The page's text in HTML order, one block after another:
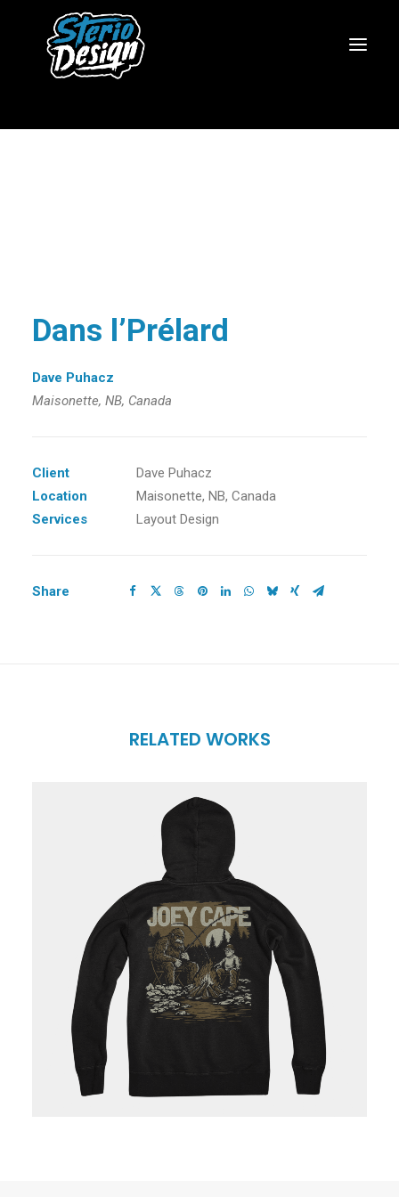
Dans l’Prélard
Dave Puhacz
Maisonette, NB, Canada
Client
Dave Puhacz
Location
Maisonette, NB, Canada
Services
Layout Design
Share
RELATED WORKS